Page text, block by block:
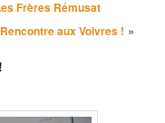
Frères Rémusat
aux Voivres ! »